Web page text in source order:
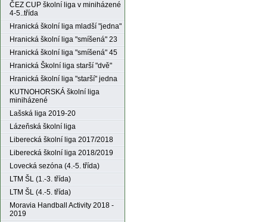
ČEZ CUP školní liga v miniházené
4-5..třída
Hranická školní liga mladší "jedna"
Hranická školní liga "smíšená" 23
Hranická školní liga "smíšená" 45
Hranická Školní liga starší "dvě"
Hranická školní liga "starší" jedna
KUTNOHORSKÁ školní liga
miniházené
Lašská liga 2019-20
Lázeňská školní liga
Liberecká školní liga 2017/2018
Liberecká školní liga 2018/2019
Lovecká sezóna (4.-5. třída)
LTM ŠL (1.-3. třída)
LTM ŠL (4.-5. třída)
Moravia Handball Activity 2018 -
2019